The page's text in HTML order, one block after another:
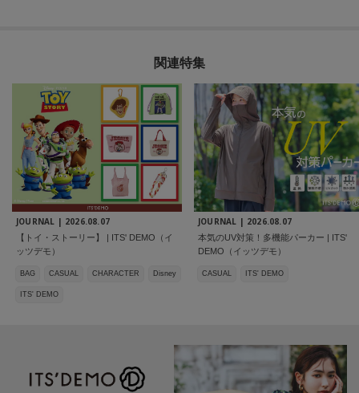
関連特集
JOURNAL | 2026.08.07
【トイ・ストーリー】 | ITS' DEMO（イ
ッツデモ）
BAG CASUAL CHARACTER Disney
ITS' DEMO
JOURNAL | 2026.08.07
本気のUV対策！多機能パーカー | ITS'
DEMO（イッツデモ）
CASUAL ITS' DEMO